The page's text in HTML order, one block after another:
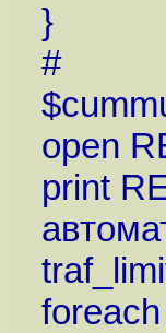
}
#
open
print